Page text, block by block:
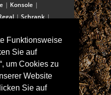
Funktionsweise
Sie auf
um Cookies zu
Website
Sie auf
Konsole
Schrank
Vitrine